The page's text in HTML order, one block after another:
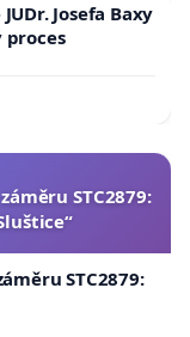
Josefa Baxy
STC2879:
STC2879: